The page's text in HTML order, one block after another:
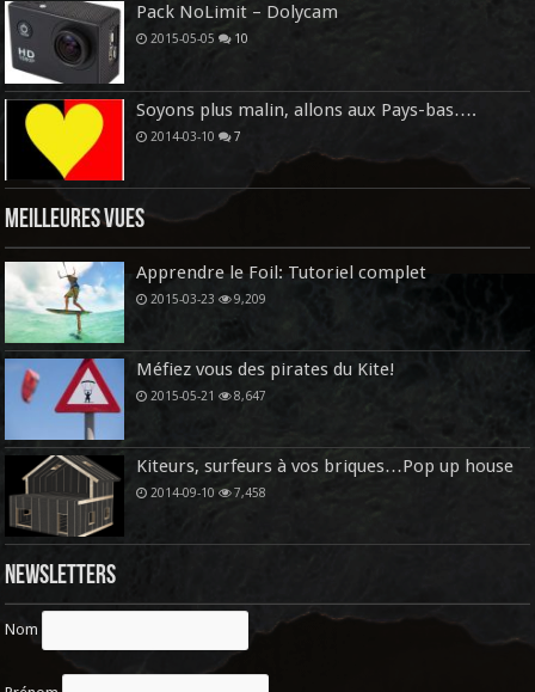
Pack NoLimit – Dolycam
2015-05-05 10
Soyons plus malin, allons aux Pays-bas….
2014-03-10 7
Meilleures vues
Apprendre le Foil: Tutoriel complet
2015-03-23 9,209
Méfiez vous des pirates du Kite!
2015-05-21 8,647
Kiteurs, surfeurs à vos briques…Pop up house
2014-09-10 7,458
Newsletters
Nom